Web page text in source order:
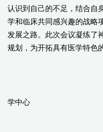
认识到自己的不足，结合自
学和临床共同感兴趣的战略
发展之路。此次会议凝练了
规划，为开拓具有医学特色
中国医学
学中心